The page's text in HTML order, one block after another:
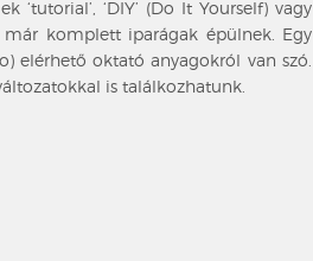
‘tutorial’, ‘DIY’ (Do It Yourself) vagy
már komplett iparágak épülnek. Egy
elérhető oktató anyagokról van szó.
is találkozhatunk.